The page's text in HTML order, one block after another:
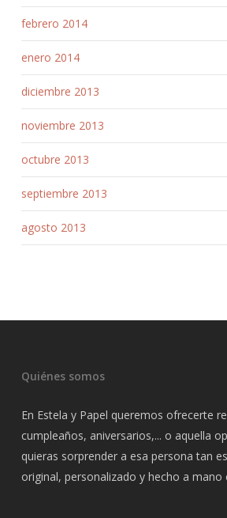
febrero 2014
enero 2014
diciembre 2013
noviembre 2013
octubre 2013
septiembre 2013
agosto 2013
Quiénes somos
En Estela y Papel queremos ofrecerte
cumpleaños, aniversarios,... o aquella
quieras sorprender a esa persona tan
original, personalizado y hecho a mano